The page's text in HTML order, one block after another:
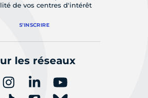
de vos centres d'intérêt
S'INSCRIRE
les réseaux